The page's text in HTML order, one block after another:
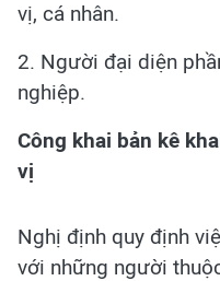
vị, cá nhân.
2. Người đại diện
nghiệp.
Công khai bản kê
vị
Nghị định quy định
với những người